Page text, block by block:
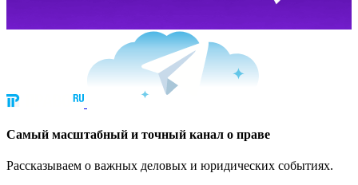
Cамый масштабный и точный канал о праве
Рассказываем о важных деловых и юридических событиях.